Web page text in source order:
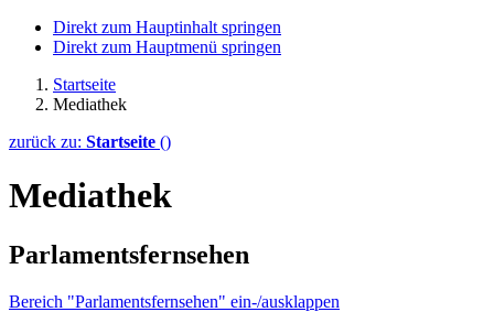
Direkt zum Hauptinhalt springen
Direkt zum Hauptmenü springen
Startseite
Mediathek
zurück zu: Startseite ()
Mediathek
Parlamentsfernsehen
Bereich "Parlamentsfernsehen" ein-/ausklappen